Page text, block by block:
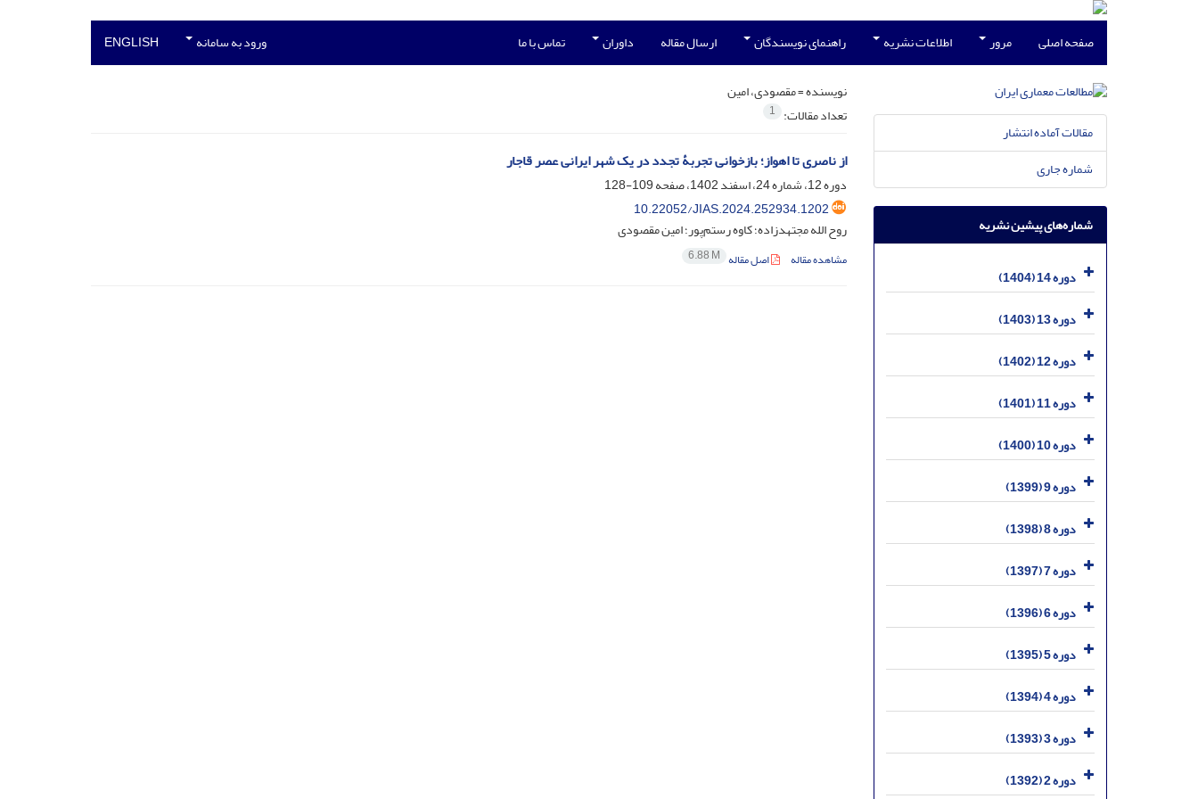
صفحه اصلی مرور اطلاعات نشریه راهنمای نویسندگان ارسال مقاله داوران تماس با ما ورود به سامانه ENGLISH
نویسنده =مقصودی، امین
تعداد مقالات: 1
از ناصری تا اهواز؛ بازخوانی تجربۀ تجدد در یک شهر ایرانی عصر قاجار
دوره 12، شماره 24، اسفند 1402، صفحه
109-128
10.22052/JIAS.2024.252934.1202
روح الله مجتهدزاده؛ کاوه رستم‌پور؛ امین مقصودی
مشاهده مقاله اصل مقاله 6.88 M
مقالات آماده انتشار
شماره جاری
شماره‌های پیشین نشریه
دوره 14 (1404)
دوره 13 (1403)
دوره 12 (1402)
دوره 11 (1401)
دوره 10 (1400)
دوره 9 (1399)
دوره 8 (1398)
دوره 7 (1397)
دوره 6 (1396)
دوره 5 (1395)
دوره 4 (1394)
دوره 3 (1393)
دوره 2 (1392)